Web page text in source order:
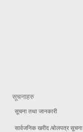
सूचनाहरु
सूचना तथा जानकारी
सार्वजनिक खरीद /बोलपत्र सूचना